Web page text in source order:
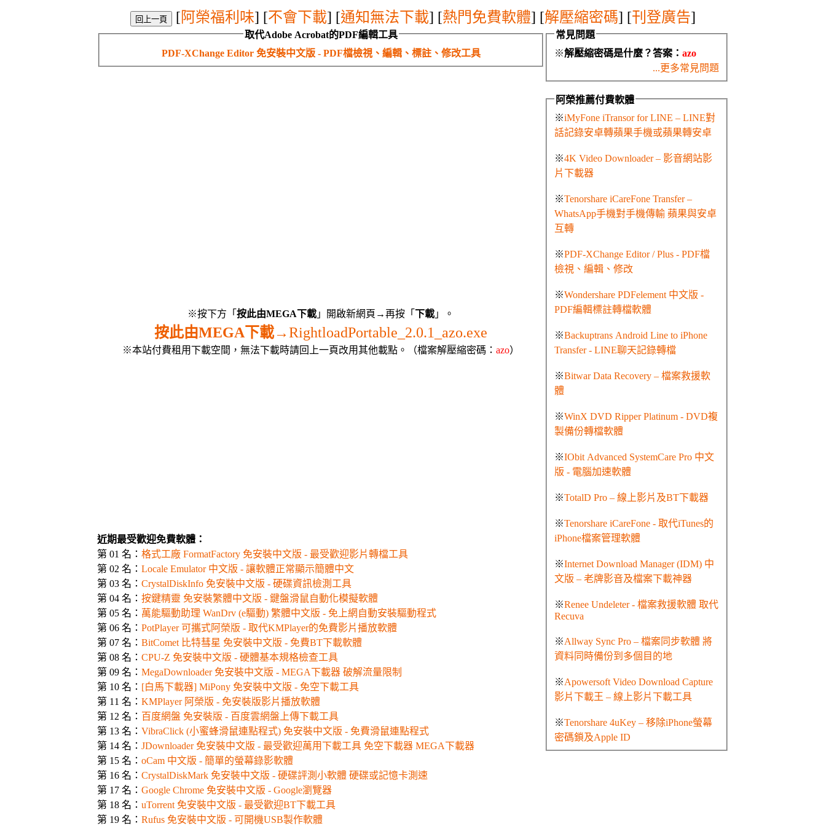
[阿榮福利味] [不會下載] [通知無法下載] [熱門免費軟體] [解壓縮密碼] [刊登廣告]
取代Adobe Acrobat的PDF編輯工具
PDF-XChange Editor 免安裝中文版 - PDF檔檢視、編輯、標註、修改工具
※按下方「 按此由MEGA下載 」開啟新網頁→再按「 下載 」。
按此由MEGA下載→RightloadPortable_2.0.1_azo.exe
※本站付費租用下載空間，無法下載時請回上一頁改用其他載點。（檔案解壓縮密碼： azo）
近期最受歡迎免費軟體：
第 01 名： 格式工廠 FormatFactory 免安裝中文版 - 最受歡迎影片轉檔工具
第 02 名： Locale Emulator 中文版 - 讓軟體正常顯示簡體中文
第 03 名： CrystalDiskInfo 免安裝中文版 - 硬碟資訊檢測工具
第 04 名： 按鍵精靈 免安裝繁體中文版 - 鍵盤滑鼠自動化模擬軟體
第 05 名： 萬能驅動助理 WanDrv (e驅動) 繁體中文版 - 免上網自動安裝驅動程式
第 06 名： PotPlayer 可攜式阿榮版 - 取代KMPlayer的免費影片播放軟體
第 07 名： BitComet 比特彗星 免安裝中文版 - 免費BT下載軟體
第 08 名： CPU-Z 免安裝中文版 - 硬體基本規格檢查工具
第 09 名： MegaDownloader 免安裝中文版 - MEGA下載器 破解流量限制
第 10 名： [白馬下載器] MiPony 免安裝中文版 - 免空下載工具
第 11 名： KMPlayer 阿榮版 - 免安裝版影片播放軟體
第 12 名： 百度網盤 免安裝版 - 百度雲網盤上傳下載工具
第 13 名： VibraClick (小蜜蜂滑鼠連點程式) 免安裝中文版 - 免費滑鼠連點程式
第 14 名： JDownloader 免安裝中文版 - 最受歡迎萬用下載工具 免空下載器 MEGA下載器
第 15 名： oCam 中文版 - 簡單的螢幕錄影軟體
第 16 名： CrystalDiskMark 免安裝中文版 - 硬碟評測小軟體 硬碟或記憶卡測速
第 17 名： Google Chrome 免安裝中文版 - Google瀏覽器
第 18 名： uTorrent 免安裝中文版 - 最受歡迎BT下載工具
第 19 名： Rufus 免安裝中文版 - 可開機USB製作軟體
常見問題
※解壓縮密碼是什麼？答案： azo
...更多常見問題
阿榮推薦付費軟體
※iMyFone iTransor for LINE – LINE對
話記錄安卓轉蘋果手機或蘋果轉安卓
※4K Video Downloader – 影音網站影
片下載器
※Tenorshare iCareFone Transfer –
WhatsApp手機對手機傳輸 蘋果與安卓
互轉
※PDF-XChange Editor / Plus - PDF檔
檢視、編輯、修改
※Wondershare PDFelement 中文版 -
PDF編輯標註轉檔軟體
※Backuptrans Android Line to iPhone
Transfer - LINE聊天記錄轉檔
※Bitwar Data Recovery – 檔案救援軟
體
※WinX DVD Ripper Platinum - DVD複
製備份轉檔軟體
※IObit Advanced SystemCare Pro 中文
版 - 電腦加速軟體
※TotalD Pro – 線上影片及BT下載器
※Tenorshare iCareFone - 取代iTunes的
iPhone檔案管理軟體
※Internet Download Manager (IDM) 中
文版 – 老牌影音及檔案下載神器
※Renee Undeleter - 檔案救援軟體 取代
Recuva
※Allway Sync Pro – 檔案同步軟體 將
資料同時備份到多個目的地
※Apowersoft Video Download Capture
影片下載王 – 線上影片下載工具
※Tenorshare 4uKey – 移除iPhone螢幕
密碼鎖及Apple ID